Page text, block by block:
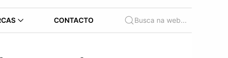
CONTACTO Busca na web...